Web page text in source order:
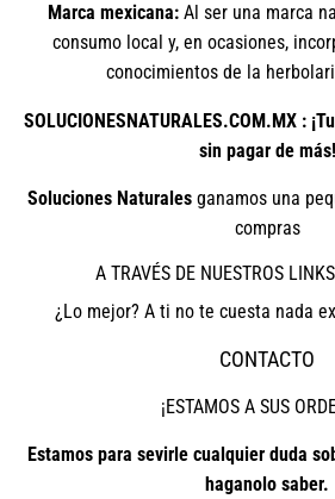
Marca mexicana:Al ser una marca
consumo local y, en ocasiones,
conocimientos de la
SOLUCIONESNATURALES.COM.MX :
sin pagar de más!
Soluciones Naturales ganamos una
compras
A TRAVÉS DE NUESTROS
¿Lo mejor? A ti no te cuesta nada
CONTACTO
¡ESTAMOS A SUS
Estamos para sevirle cualquier duda
haganolo saber.